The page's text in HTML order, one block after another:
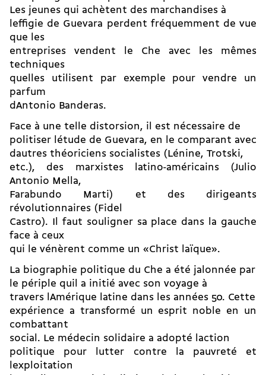
Les jeunes qui achètent des marchandises à
leffigie de Guevara perdent fréquemment de vue
que les
entreprises vendent le Che avec les mêmes
techniques
quelles utilisent par exemple pour vendre un
parfum
dAntonio Banderas.
Face à une telle distorsion, il est nécessaire de
politiser létude de Guevara, en le comparant avec
dautres théoriciens socialistes (Lénine, Trotski,
etc.), des marxistes latino-américains (Julio
Antonio Mella,
Farabundo Marti) et des dirigeants
révolutionnaires (Fidel
Castro). Il faut souligner sa place dans la gauche
face à ceux
qui le vénèrent comme un «Christ laïque».
La biographie politique du Che a été jalonnée par
le périple quil a initié avec son voyage à
travers lAmérique latine dans les années 50. Cette
expérience a transformé un esprit noble en un
combattant
social. Le médecin solidaire a adopté laction
politique pour lutter contre la pauvreté et
lexploitation